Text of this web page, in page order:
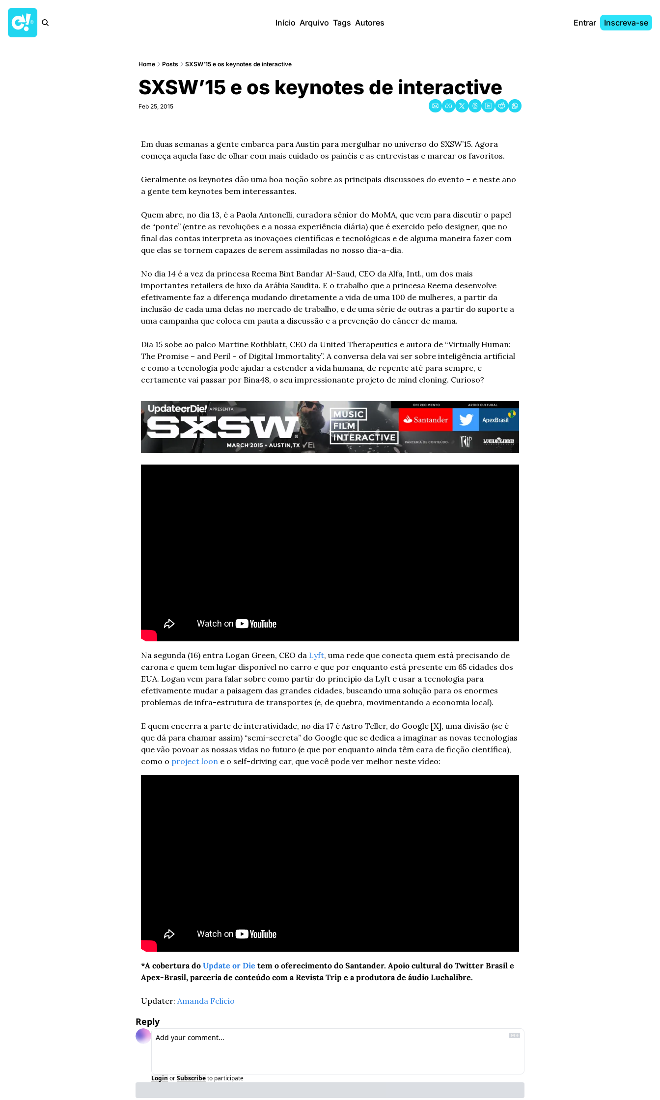
Início Arquivo Tags Autores Entrar Inscreva-se
Home Posts SXSW’15 e os keynotes de interactive
SXSW’15 e os keynotes de interactive
Feb 25, 2015
Em duas semanas a gente embarca para Austin para mergulhar no universo do SXSW’15. Agora
começa aquela fase de olhar com mais cuidado os painéis e as entrevistas e marcar os favoritos.
Geralmente os keynotes dão uma boa noção sobre as principais discussões do evento – e neste ano
a gente tem keynotes bem interessantes.
Quem abre, no dia 13, é a Paola Antonelli, curadora sênior do MoMA, que vem para discutir o papel
de “ponte” (entre as revoluções e a nossa experiência diária) que é exercido pelo designer, que no
final das contas interpreta as inovações científicas e tecnológicas e de alguma maneira fazer com
que elas se tornem capazes de serem assimiladas no nosso dia-a-dia.
No dia 14 é a vez da princesa Reema Bint Bandar Al-Saud, CEO da Alfa, Intl., um dos mais
importantes retailers de luxo da Arábia Saudita. E o trabalho que a princesa Reema desenvolve
efetivamente faz a diferença mudando diretamente a vida de uma 100 de mulheres, a partir da
inclusão de cada uma delas no mercado de trabalho, e de uma série de outras a partir do suporte a
uma campanha que coloca em pauta a discussão e a prevenção do câncer de mama.
Dia 15 sobe ao palco Martine Rothblatt, CEO da United Therapeutics e autora de “Virtually Human:
The Promise – and Peril – of Digital Immortality”. A conversa dela vai ser sobre inteligência artificial
e como a tecnologia pode ajudar a estender a vida humana, de repente até para sempre, e
certamente vai passar por Bina48, o seu impressionante projeto de mind cloning. Curioso?
Na segunda (16) entra Logan Green, CEO da Lyft, uma rede que conecta quem está precisando de
carona e quem tem lugar disponível no carro e que por enquanto está presente em 65 cidades dos
EUA. Logan vem para falar sobre como partir do princípio da Lyft e usar a tecnologia para
efetivamente mudar a paisagem das grandes cidades, buscando uma solução para os enormes
problemas de infra-estrutura de transportes (e, de quebra, movimentando a economia local).
E quem encerra a parte de interatividade, no dia 17 é Astro Teller, do Google [X], uma divisão (se é
que dá para chamar assim) “semi-secreta” do Google que se dedica a imaginar as novas tecnologias
que vão povoar as nossas vidas no futuro (e que por enquanto ainda têm cara de ficção científica),
como o project loon e o self-driving car, que você pode ver melhor neste vídeo:
*A cobertura do Update or Die tem o oferecimento do Santander. Apoio cultural do Twitter Brasil e
Apex-Brasil, parceria de conteúdo com a Revista Trip e a produtora de áudio Luchalibre.
Updater: Amanda Felicio
Reply
Login orSubscribeto participate